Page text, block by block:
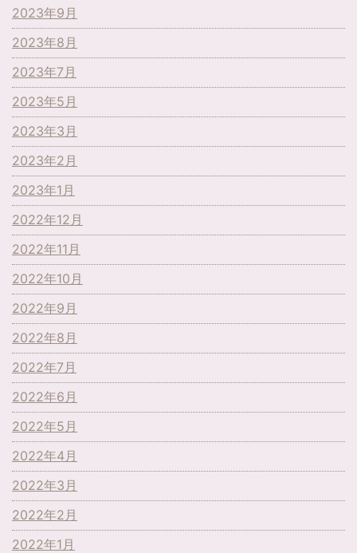
2023年9月
2023年8月
2023年7月
2023年5月
2023年3月
2023年2月
2023年1月
2022年12月
2022年11月
2022年10月
2022年9月
2022年8月
2022年7月
2022年6月
2022年5月
2022年4月
2022年3月
2022年2月
2022年1月